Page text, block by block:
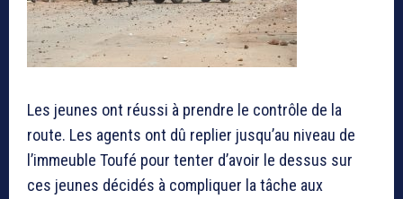
Les jeunes ont réussi à prendre le contrôle de la
route. Les agents ont dû replier jusqu’au niveau de
l’immeuble Toufé pour tenter d’avoir le dessus sur
ces jeunes décidés à compliquer la tâche aux